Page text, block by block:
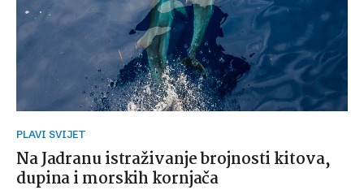
PLAVI SVIJET
Na Jadranu istraživanje brojnosti kitova,
dupina i morskih kornjača